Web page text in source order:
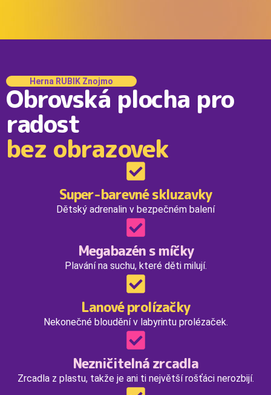
Herna RUBIK Znojmo
Obrovská plocha pro
radost
bez obrazovek
Super-barevné skluzavky
Dětský adrenalin v bezpečném balení
Megabazén s míčky
Plavání na suchu, které děti milují.
Lanové prolízačky
Nekonečné bloudění v labyrintu prolézaček.
Nezničitelná zrcadla
Zrcadla z plastu, takže je ani ti největší rošťáci nerozbijí.